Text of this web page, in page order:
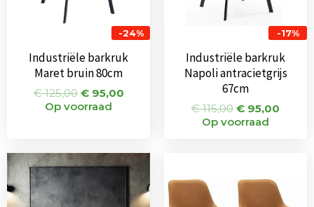
-24%
Industriële barkruk
Maret bruin 80cm
€125,00 €95,00
Op voorraad
-17%
Industriële barkruk
Napoli antracietgrijs
67cm
€115,00 € 95,00
Op voorraad
Oorspronkelijke
prijs
€ 75,00.
Huidige
prijs
is:
€ 65,00.
was:
€ 184,00.€